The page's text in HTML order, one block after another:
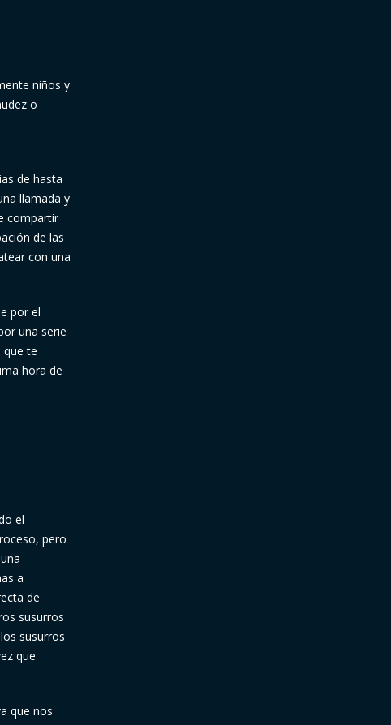
niños y
o
de hasta
llamada y
compartir
de las
con una
por el
una serie
que te
hora de
el
pero
a
de
susurros
susurros
que
que nos